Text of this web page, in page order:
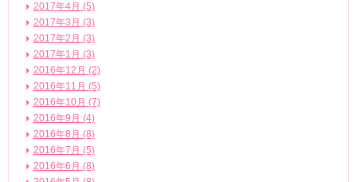
2017年4月 (5)
2017年3月 (3)
2017年2月 (3)
2017年1月 (3)
2016年12月 (2)
2016年11月 (5)
2016年10月 (7)
2016年9月 (4)
2016年8月 (8)
2016年7月 (5)
2016年6月 (8)